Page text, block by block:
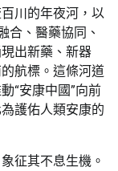
川的年夜河，以
合、醫藥協同、
出新藥、新器
航標。這條河道
“安康中國”向前
護佑人類安康的
征其不息生機。